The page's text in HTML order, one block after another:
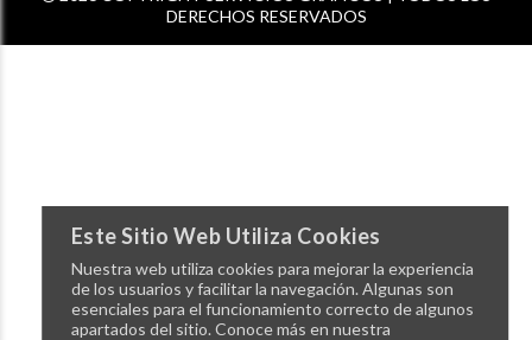
Este Sitio Web Utiliza Cookies
Nuestra web utiliza cookies para mejorar la experiencia
de los usuarios y facilitar la navegación. Algunas son
esenciales para el funcionamiento correcto de algunos
apartados del sitio. Conoce más en nuestra
DERECHOS RESERVADOS